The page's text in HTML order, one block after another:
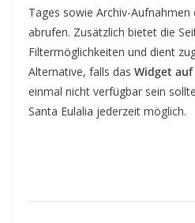
Tages sowie Archiv-
abrufen. Zusätzlich bietet die
Filtermöglichkeiten und dient
Alternative, falls das Widget
einmal nicht verfügbar sein
Santa Eulalia jederzeit möglich.